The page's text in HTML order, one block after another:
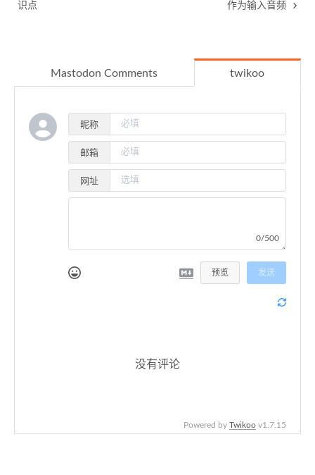
识点
作为输入音频
Mastodon Comments twikoo
昵称
邮箱
网址
0/500
预览 发送
没有评论
Powered by Twikoo v1.7.15